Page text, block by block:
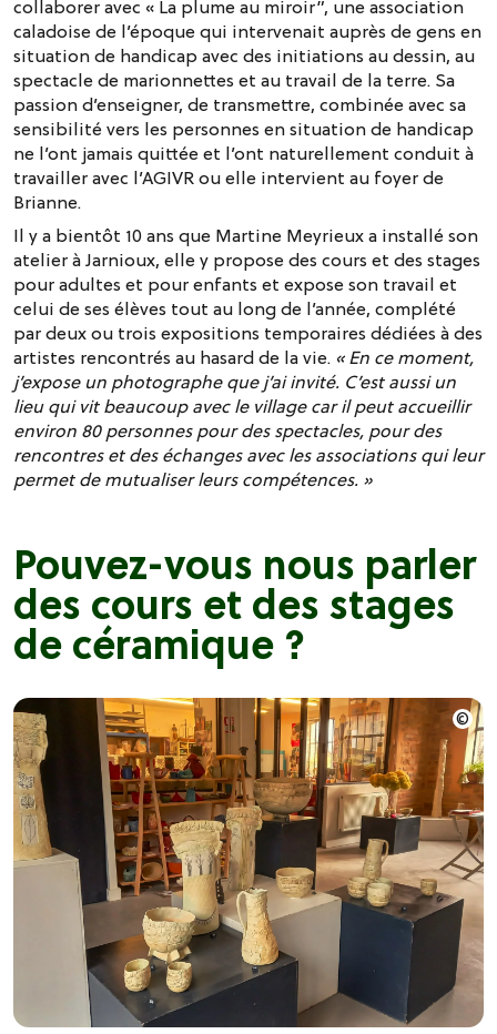
collaborer avec « La plume au miroir”, une association
caladoise de l’époque qui intervenait auprès de gens en
situation de handicap avec des initiations au dessin, au
spectacle de marionnettes et au travail de la terre. Sa
passion d’enseigner, de transmettre, combinée avec sa
sensibilité vers les personnes en situation de handicap
ne l’ont jamais quittée et l’ont naturellement conduit à
travailler avec l’AGIVR ou elle intervient au foyer de
Brianne.
Il y a bientôt 10 ans que Martine Meyrieux a installé son
atelier à Jarnioux, elle y propose des cours et des stages
pour adultes et pour enfants et expose son travail et
celui de ses élèves tout au long de l’année, complété
par deux ou trois expositions temporaires dédiées à des
artistes rencontrés au hasard de la vie. « En ce moment,
j’expose un photographe que j’ai invité. C’est aussi un
lieu qui vit beaucoup avec le village car il peut accueillir
environ 80 personnes pour des spectacles, pour des
rencontres et des échanges avec les associations qui leur
permet de mutualiser leurs compétences. »
Pouvez-vous nous parler
des cours et des stages
de céramique ?